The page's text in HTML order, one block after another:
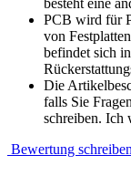
PCB wird für
von
befindet sich
Die
falls Sie
schreiben. Ich
Bewertung schreiben